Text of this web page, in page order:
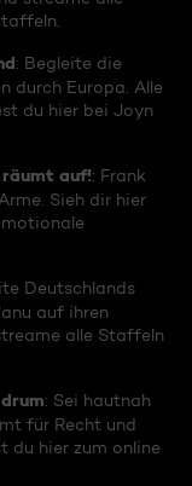
: Begleite die
durch Europa. Alle
du hier bei Joyn
räumt auf!: Frank
Sieh dir hier
Deutschlands
auf ihren
alle Staffeln
: Sei hautnah
für Recht und
du hier zum online